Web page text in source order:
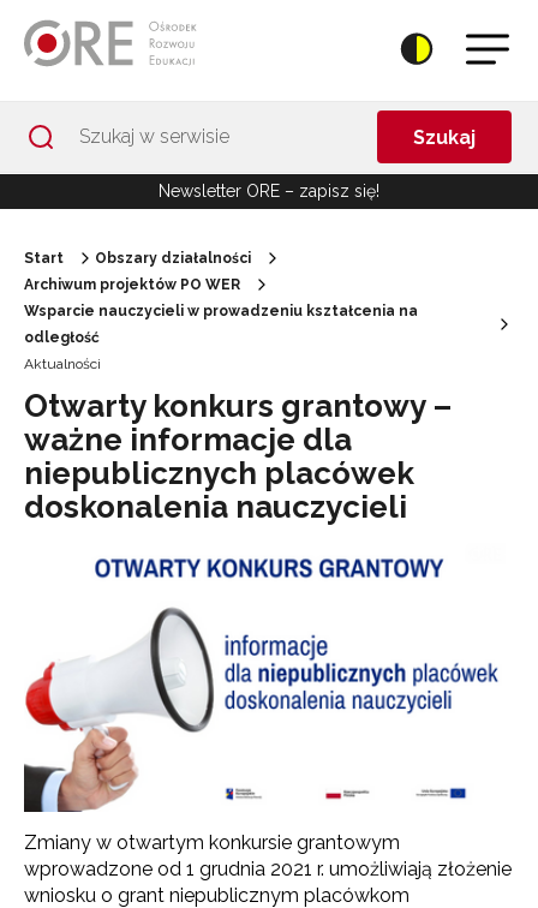
Szukaj
Newsletter ORE – zapisz się!
Start
Obszary działalności
Archiwum projektów PO WER
Wsparcie nauczycieli w prowadzeniu kształcenia na
odległość
Aktualności
Otwarty konkurs grantowy –
ważne informacje dla
niepublicznych placówek
doskonalenia nauczycieli
Zmiany w otwartym konkursie grantowym
wprowadzone od 1 grudnia 2021 r. umożliwiają złożenie
wniosku o grant niepublicznym placówkom